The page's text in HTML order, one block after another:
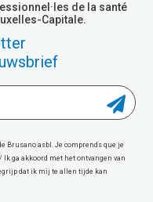
de la santé
Capitale.
Brusano asbl. Je comprends que je
ga akkoord met het ontvangen van
dat ik mij te allen tijde kan